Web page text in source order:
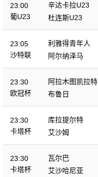
23:00
葡U23
辛达卡拉U23
杜连斯U23
23:05
沙特联
利雅得青年人
阿尔纳泽马
23:30
欧冠杯
阿拉木图凯拉特
布鲁日
23:30
卡塔杯
库拉提尔特
艾沙姆
23:30
卡塔杯
瓦尔巴
艾沙哈尼亚